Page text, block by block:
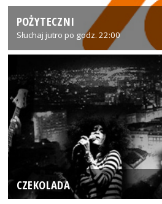
POŻYTECZNI
Słuchaj jutro po godz. 22:00
CZEKOLADA